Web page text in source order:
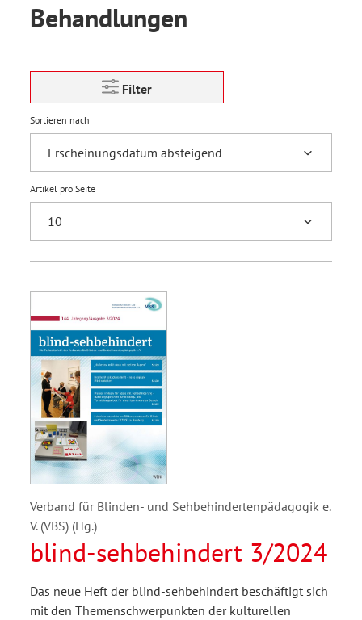
Behandlungen
Filter
Sortieren nach
Artikel pro Seite
Verband für Blinden- und Sehbehindertenpädagogik e.
V. (VBS) (Hg.)
blind-sehbehindert 3/2024
Das neue Heft der blind-sehbehindert beschäftigt sich
mit den Themenschwerpunkten der kulturellen